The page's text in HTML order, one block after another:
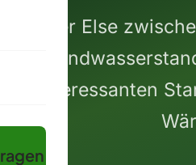
An der Else
interessanten